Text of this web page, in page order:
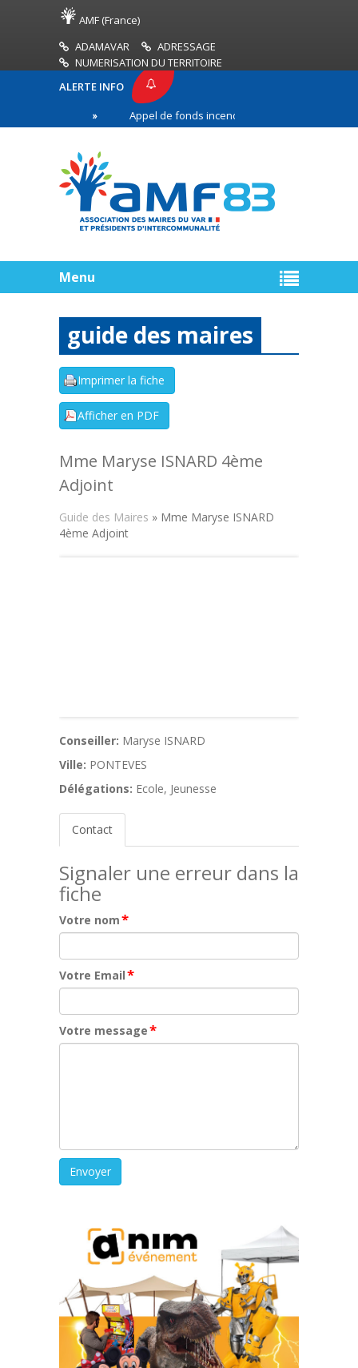
AMF (France)
ADAMAVAR
ADRESSAGE
NUMERISATION DU TERRITOIRE
ALERTE INFO
Appel de fonds incendies de forêt
ligne
Menu
guide des maires
Mme Maryse ISNARD 4ème
Adjoint
Guide des Maires » Mme Maryse ISNARD
4ème Adjoint
Conseiller: Maryse ISNARD
Ville: PONTEVES
Délégations: Ecole, Jeunesse
Contact
Signaler une erreur dans la
fiche
Votre nom*
Votre Email*
Votre message*